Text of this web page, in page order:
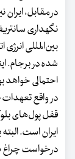
در مقابل، ایران
بین‌المللی
شده در برجام.
احتمالی خواهد
در واقع
قفل پول‌های
ایران است.
درخواست چراغ